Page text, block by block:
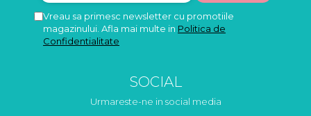
Vreau sa primesc newsletter cu promotiile
magazinului. Afla mai multe in Politica de
Confidentialitate
SOCIAL
Urmareste-ne in social media